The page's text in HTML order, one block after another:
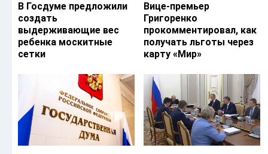
В Госдуме предложили
создать
выдерживающие вес
ребенка москитные
сетки
Вице-премьер
Григоренко
прокомментировал, как
получать льготы через
карту «Мир»